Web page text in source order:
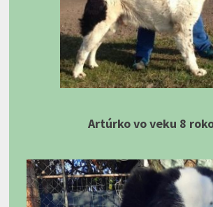
Artúrko vo veku 8